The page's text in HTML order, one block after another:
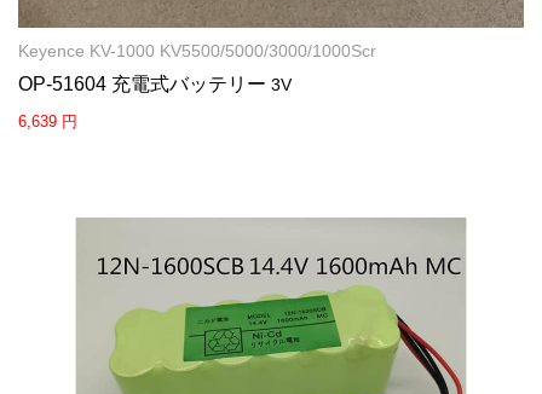
Keyence KV-1000 KV5500/5000/3000/1000Scr
OP-51604 充電式バッテリー 3V
6,639 円